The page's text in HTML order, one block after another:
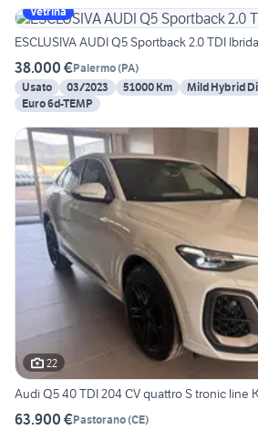
Vetrina
ESCLUSIVA AUDI Q5 Sportback 2.0 TDI
38.000 €Palermo(PA)
Usato
03/2023 51000 Km Mild Hybrid
Euro 6d-TEMP
22
Audi Q5 40 TDI 204 CV quattro S tronic line
63.900 €Pastorano(CE)